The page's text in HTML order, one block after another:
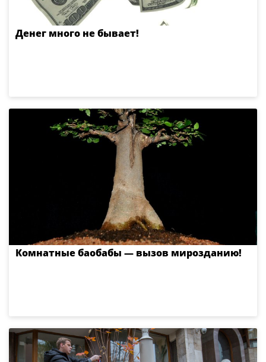
Денег много не бывает!
Комнатные баобабы — вызов мирозданию!